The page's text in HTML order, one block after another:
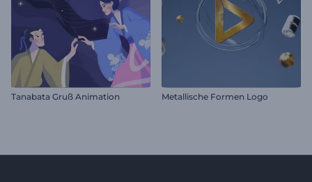
Tanabata Gruß Animation Metallische Formen Logo